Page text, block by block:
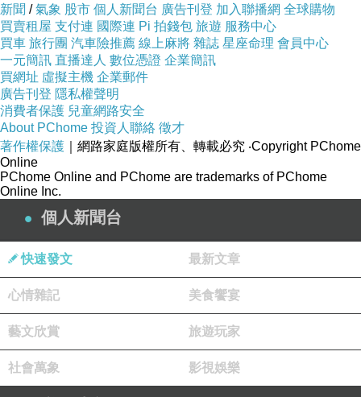
透過充滿少女風格
的素材，展現可愛
小女人的一面~
細肩帶露出美肩曲
線性感撩人~
單穿或內搭都很適
Charming的自己~
**********************
小提醒：肩帶可調
整
新聞 /氣象 股市 個人新聞台 廣告刊登 加入聯播網 全球購物
買賣租屋 支付連 國際連 Pi 拍錢包 旅遊 服務中心
買車 旅行團 汽車險推薦 線上麻將 雜誌 星座命理 會員中心
一元簡訊 直播達人 數位憑證 企業簡訊
買網址 虛擬主機 企業郵件
廣告刊登 隱私權聲明
消費者保護 兒童網路安全
About PChome 投資人聯絡 徵才
著作權保護 ｜網路家庭版權所有、轉載必究 ‧Copyright PChome
Online
PChome Online and PChome are trademarks of PChome
Online Inc.
個人新聞台
快速發文 最新文章
心情雜記 美食饗宴
藝文欣賞 旅遊玩家
社會萬象 影視娛樂